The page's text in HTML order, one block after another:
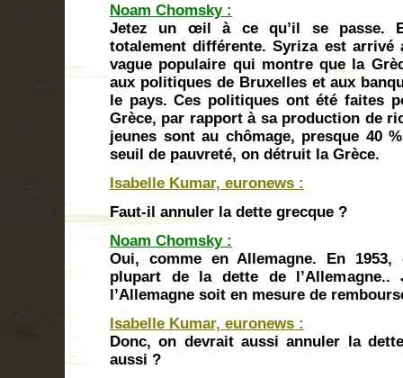
Noam Chomsky :
Jetez un œil à ce qu’il se passe.
totalement différente. Syriza est arrivé
vague populaire qui montre que la
aux politiques de Bruxelles et aux
le pays. Ces politiques ont été faites
Grèce, par rapport à sa production de
jeunes sont au chômage, presque 40
seuil de pauvreté, on détruit la Grèce.
Isabelle Kumar, euronews :
Faut-il annuler la dette grecque ?
Noam Chomsky :
Oui, comme en Allemagne. En
plupart de la dette de
l’Allemagne soit en mesure de
Isabelle Kumar, euronews :
Donc, on devrait aussi annuler la
aussi ?